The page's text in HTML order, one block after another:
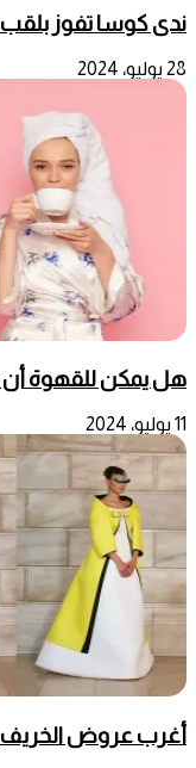
ندى كوسا تفوز بلقب
28 يوليو، 2024
هل يمكن للقهوة أن
11 يوليو، 2024
أغرب عروض الخريف